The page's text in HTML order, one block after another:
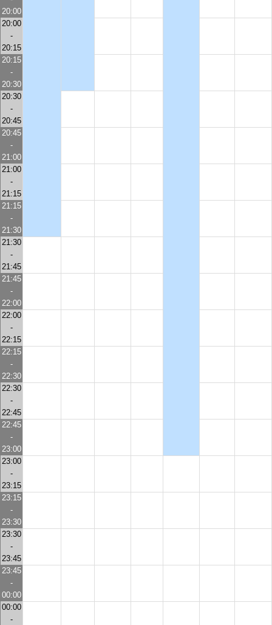
20:00
20:00
-
20:15
20:15
-
20:30
20:30
-
20:45
20:45
-
21:00
21:00
-
21:15
21:15
-
21:30
21:30
-
21:45
21:45
-
22:00
22:00
-
22:15
22:15
-
22:30
22:30
-
22:45
22:45
-
23:00
23:00
-
23:15
23:15
-
23:30
23:30
-
23:45
23:45
-
00:00
00:00
-